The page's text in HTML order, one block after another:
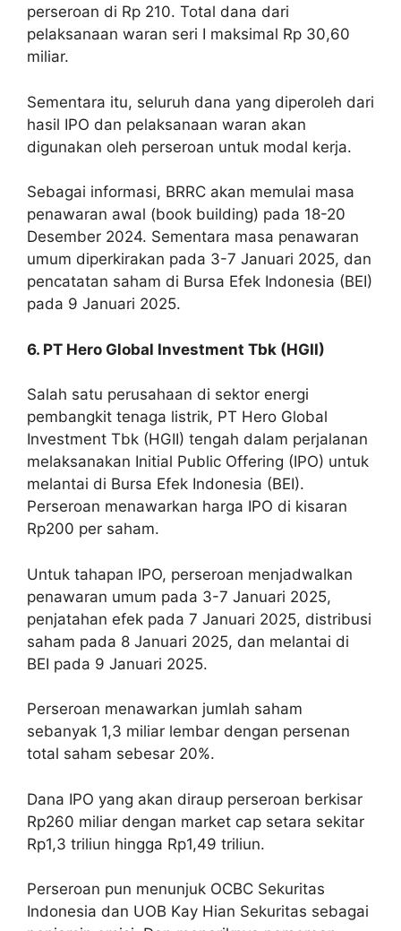
perseroan di Rp 210. Total dana dari
pelaksanaan waran seri I maksimal Rp 30,60
miliar.
Sementara itu, seluruh dana yang diperoleh dari
hasil IPO dan pelaksanaan waran akan
digunakan oleh perseroan untuk modal kerja.
Sebagai informasi, BRRC akan memulai masa
penawaran awal (book building) pada 18-20
Desember 2024. Sementara masa penawaran
umum diperkirakan pada 3-7 Januari 2025, dan
pencatatan saham di Bursa Efek Indonesia (BEI)
pada 9 Januari 2025.
6. PT Hero Global Investment Tbk (HGII)
Salah satu perusahaan di sektor energi
pembangkit tenaga listrik, PT Hero Global
Investment Tbk (HGII) tengah dalam perjalanan
melaksanakan Initial Public Offering (IPO) untuk
melantai di Bursa Efek Indonesia (BEI).
Perseroan menawarkan harga IPO di kisaran
Rp200 per saham.
Untuk tahapan IPO, perseroan menjadwalkan
penawaran umum pada 3-7 Januari 2025,
penjatahan efek pada 7 Januari 2025, distribusi
saham pada 8 Januari 2025, dan melantai di
BEI pada 9 Januari 2025.
Perseroan menawarkan jumlah saham
sebanyak 1,3 miliar lembar dengan persenan
total saham sebesar 20%.
Dana IPO yang akan diraup perseroan berkisar
Rp260 miliar dengan market cap setara sekitar
Rp1,3 triliun hingga Rp1,49 triliun.
Perseroan pun menunjuk OCBC Sekuritas
Indonesia dan UOB Kay Hian Sekuritas sebagai